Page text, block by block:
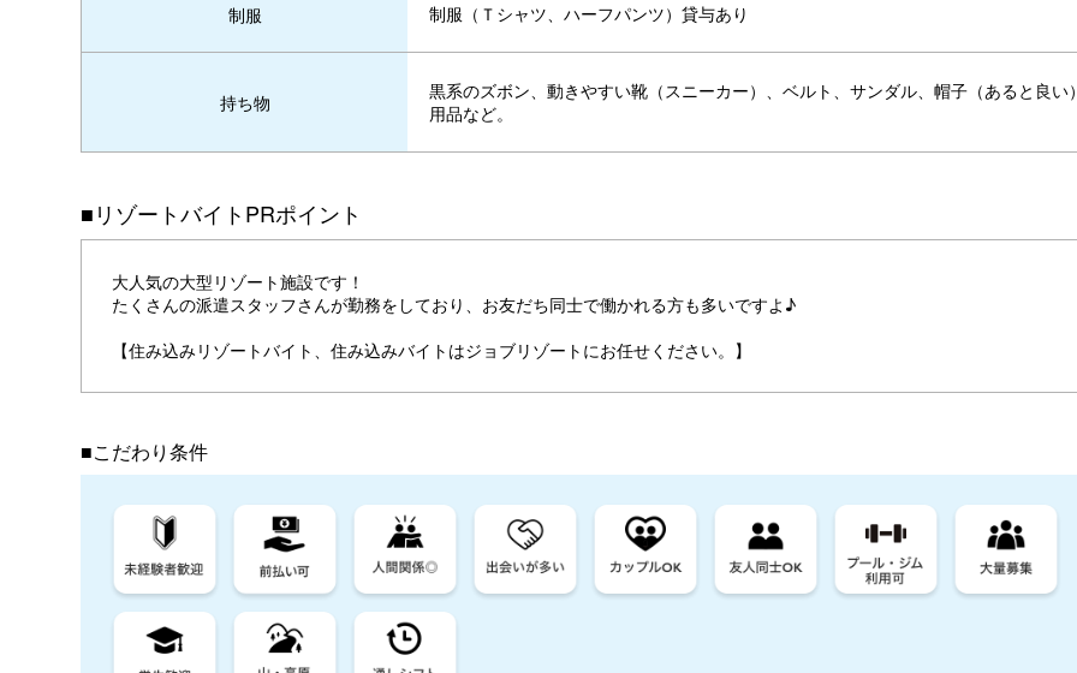
制服 制服（Ｔシャツ、ハーフパンツ）貸与あり
持ち物
黒系のズボン、動きやすい靴（スニーカー）、ベルト、サンダル、帽子（あると良い
用品など。
■リゾートバイトPRポイント
大人気の大型リゾート施設です！
たくさんの派遣スタッフさんが勤務をしており、お友だち同士で働かれる方も多いですよ♪
【住み込みリゾートバイト、住み込みバイトはジョブリゾートにお任せください。】
■こだわり条件